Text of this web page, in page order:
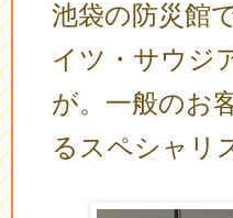
池袋の防災館
イツ・サウジ
が。一般のお
るスペシャリ